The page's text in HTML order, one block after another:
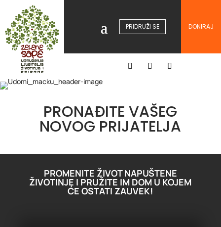
PRIDRUŽI SE DONIRAJ
PRONAĐITE VAŠEG
NOVOG PRIJATELJA
PROMENITE ŽIVOT NAPUŠTENE
ŽIVOTINJE I PRUŽITE IM DOM U KOJEM
ĆE OSTATI ZAUVEK!